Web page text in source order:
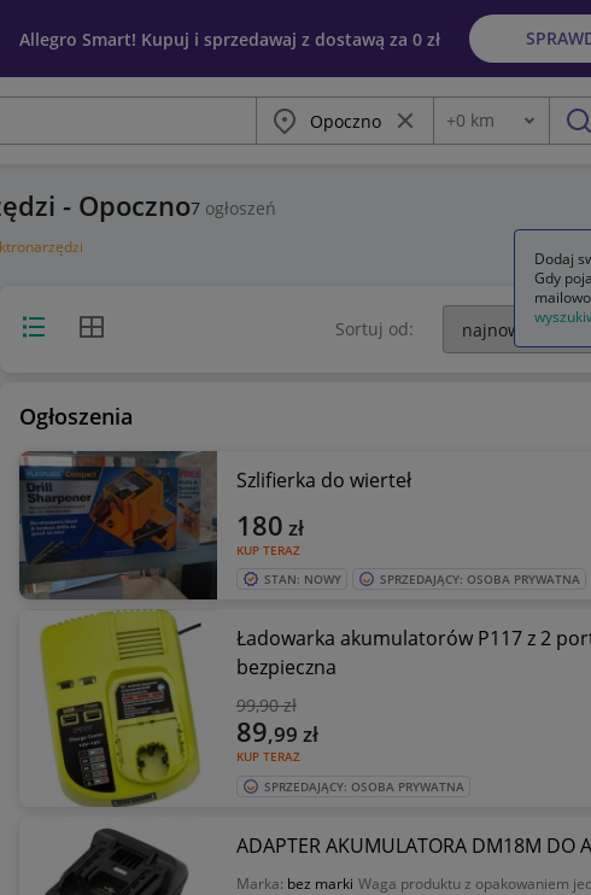
Allegro Smart! Kupuj i sprzedawaj z dostawą za 0 zł
Miasto Wyczyść frazę
Odległość
+0 km
- Opoczno7 ogłoszeń
Widok listyWidok siatki Sortuj od:
Ogłoszenia
Szlifierka do wierteł
KUP TERAZ
180 zł
STAN: NOWY SPRZEDAJĄCY: OSOBA PRYWATNA
Ładowarka akumulatorów P117 z 2
bezpieczna
99,90 zł
KUP TERAZ
89,99 zł
SPRZEDAJĄCY: OSOBA PRYWATNA
ADAPTER AKUMULATORA DM18M DO
Marka: bez marki Waga produktu z opakowaniem
Dodaj
Gdy